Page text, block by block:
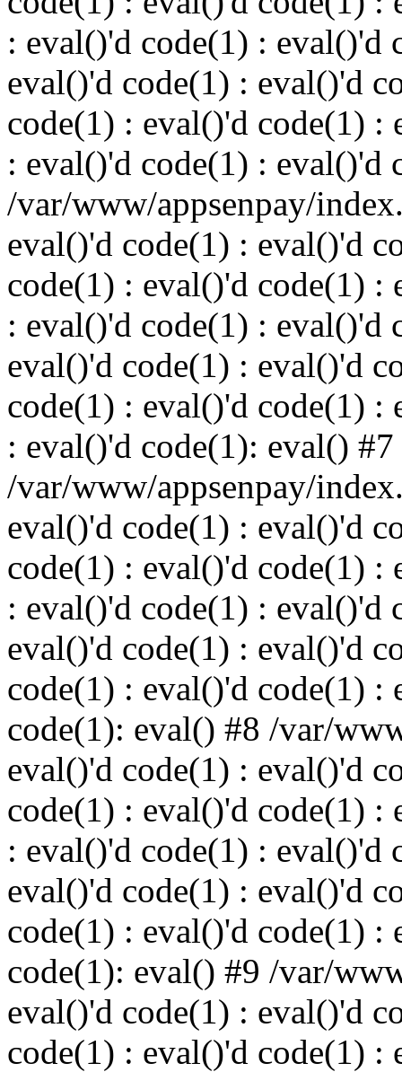
: eval()'d code(1) : eval()'d
eval()'d code(1) : eval()'d
code(1) : eval()'d code(1) :
: eval()'d code(1) : eval()'d
/var/www/appsenpay/
eval()'d code(1) : eval()'d
code(1) : eval()'d code(1) :
: eval()'d code(1) : eval()'d
eval()'d code(1) : eval()'d
code(1) : eval()'d code(1) :
: eval()'d code(1): eval() #7
/var/www/appsenpay/
eval()'d code(1) : eval()'d
code(1) : eval()'d code(1) :
: eval()'d code(1) : eval()'d
eval()'d code(1) : eval()'d
code(1) : eval()'d code(1) :
code(1): eval() #8 /var/
eval()'d code(1) : eval()'d
code(1) : eval()'d code(1) :
: eval()'d code(1) : eval()'d
eval()'d code(1) : eval()'d
code(1) : eval()'d code(1) :
code(1): eval() #9 /var/
eval()'d code(1) : eval()'d
code(1) : eval()'d code(1) :